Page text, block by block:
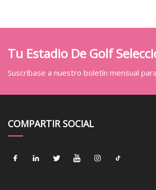
Tu Estadio De Golf
Suscríbase a nuestro boletín mensual
COMPARTIR SOCIAL